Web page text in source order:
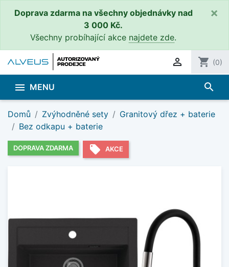
Doprava zdarma na všechny objednávky nad
3 000 Kč.
Všechny probíhající akce najdete zde.
×
 shopping_cart (0)
 MENU search
Domů Zvýhodněné sety
Granitový dřez + baterie
Bez odkapu + baterie
DOPRAVA ZDARMA local_offer AKCE